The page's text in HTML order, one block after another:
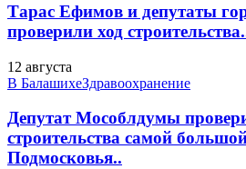
Тарас Ефимов и депутаты
проверили ход
12 августа
В БалашихеЗдравоохранение
Депутат Мособлдумы
строительства самой
Подмосковья..